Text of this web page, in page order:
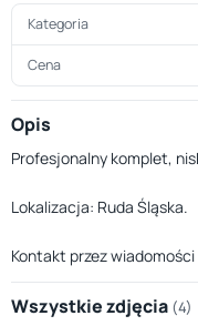
Kategoria
Cena
Opis
Profesjonalny komplet,
Lokalizacja: Ruda Śląska.
Kontakt przez
Wszystkie zdjęcia (4)